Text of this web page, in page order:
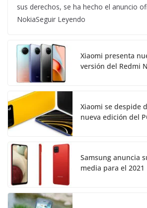
sus derechos, se ha hecho el anuncio
NokiaSeguir Leyendo
Xiaomi presenta
versión del Redmi
Xiaomi se despide
nueva edición del
Samsung anuncia
media para el 2021